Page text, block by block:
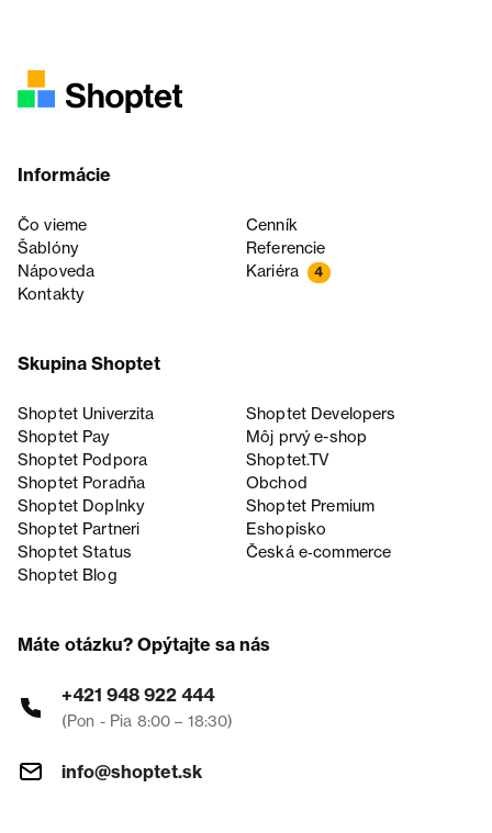
Informácie
Čo vieme
Cenník
Šablóny
Referencie
Nápoveda
Kariéra 4
Kontakty
Skupina Shoptet
Shoptet Univerzita
Shoptet Developers
Shoptet Pay
Môj prvý e-shop
Shoptet Podpora
Shoptet.TV
Shoptet Poradňa
Obchod
Shoptet Doplnky
Shoptet Premium
Shoptet Partneri
Eshopisko
Shoptet Status
Česká e‑commerce
Shoptet Blog
Máte otázku? Opýtajte sa nás
+421 948 922 444
(Pon - Pia 8:00 – 18:30)
info@shoptet.sk